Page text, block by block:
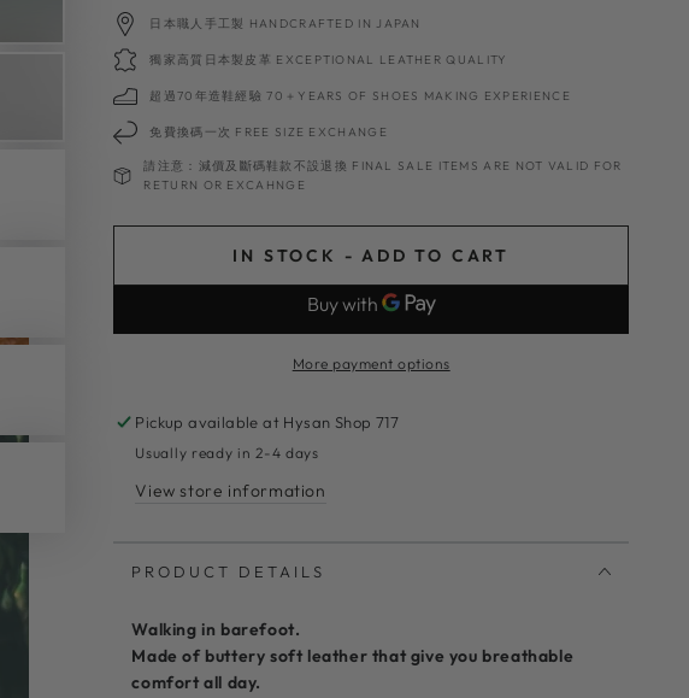
日本職人手工製 HANDCRAFTED IN JAPAN
獨家高質日本製皮革 EXCEPTIONAL LEATHER QUALITY
超過70年造鞋經驗 70＋YEARS OF SHOES MAKING EXPERIENCE
免費換碼一次 FREE SIZE EXCHANGE
請注意：減價及斷碼鞋款不設退換 FINAL SALE ITEMS ARE NOT VALID FOR
RETURN OR EXCAHNGE
IN STOCK - ADD TO CART
More payment options
Pickup available at Hysan Shop 717
Usually ready in 2-4 days
View store information
PRODUCT DETAILS
Walking in barefoot.
Made of buttery soft leather that give you breathable
comfort all day.